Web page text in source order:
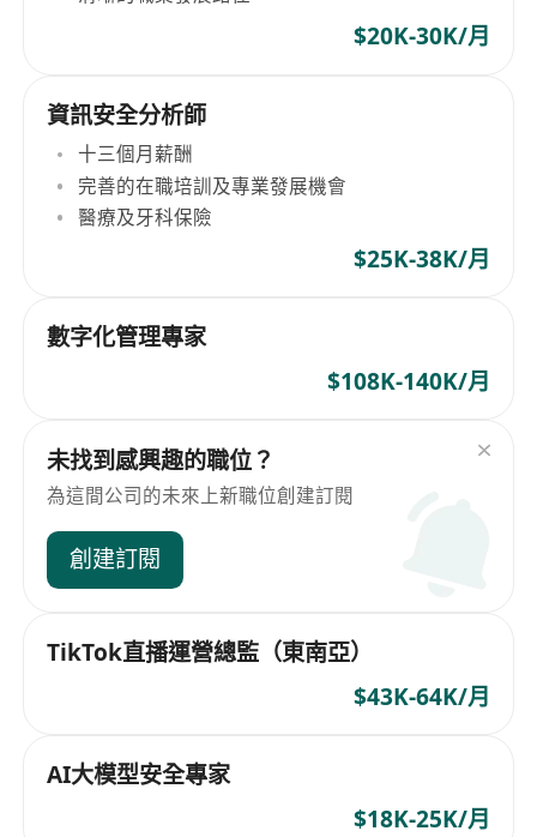
$20K-30K/月
資訊安全分析師
十三個月薪酬
完善的在職培訓及專業發展機會
醫療及牙科保險
$25K-38K/月
數字化管理專家
$108K-140K/月
未找到感興趣的職位？
為這間公司的未來上新職位創建訂閱
創建訂閱
TikTok直播運營總監（東南亞）
$43K-64K/月
AI大模型安全專家
$18K-25K/月